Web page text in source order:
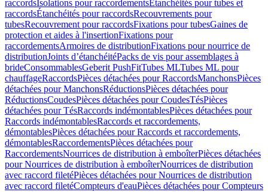
raccordsIsolations pour raccordementsÉtanchéités pour tubes et
raccordsÉtanchéités pour raccordsRecouvrements pour
tubesRecouvrement pour raccordsFixations pour tubesGaines de
protection et aides à l'insertionFixations pour
raccordementsArmoires de distributionFixations pour nourrice de
distributionJoints d’étanchéitéPacks de vis pour assemblages à
brideConsommablesGeberit PushFitTubes MLTubes ML pour
chauffageRaccordsPièces détachées pour RaccordsManchonsPièces
détachées pour ManchonsRéductionsPièces détachées pour
RéductionsCoudesPièces détachées pour CoudesTésPièces
détachées pour TésRaccords indémontablesPièces détachées pour
Raccords indémontablesRaccords et raccordements,
démontablesPièces détachées pour Raccords et raccordements,
démontablesRaccordementsPièces détachées pour
RaccordementsNourrices de distribution à emboîterPièces détachées
pour Nourrices de distribution à emboîterNourrices de distribution
avec raccord filetéPièces détachées pour Nourrices de distribution
avec raccord filetéCompteurs d'eauPièces détachées pour Compteurs